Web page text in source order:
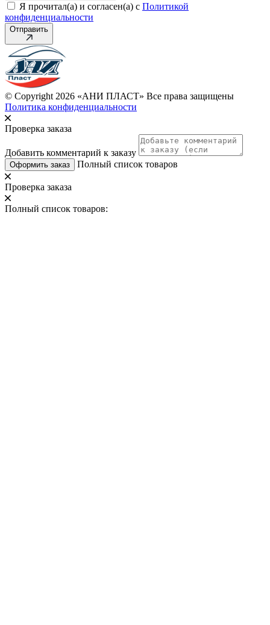
Я прочитал(а) и согласен(а) с Политикой
конфиденциальности
Отправить
© Copyright 2026 «АНИ ПЛАСТ» Все права защищены
Политика конфиденциальности
Проверка заказа
Добавить комментарий к заказу
Оформить заказ Полный список товаров
Проверка заказа
Полный список товаров: